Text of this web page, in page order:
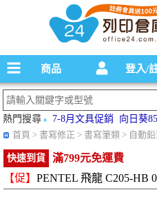
碳粉匣，墨水匣,原廠碳粉匣，副廠碳粉匣
倉庫線上
商品 登入/
熱門搜尋 7-8月文具促銷 向日葵
首頁 > 書寫修正 > 書寫筆類 > 自動
快速到貨
滿799元免運費
【促】 PENTEL 飛龍 C205-HB